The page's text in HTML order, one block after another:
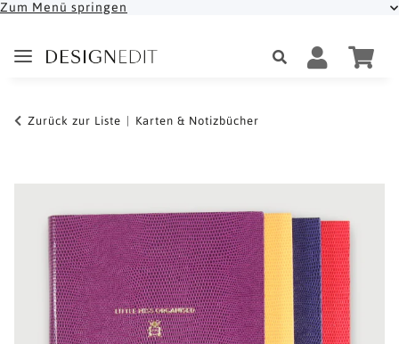
Zum Menü springen
Zurück zur Liste Karten & Notizbücher